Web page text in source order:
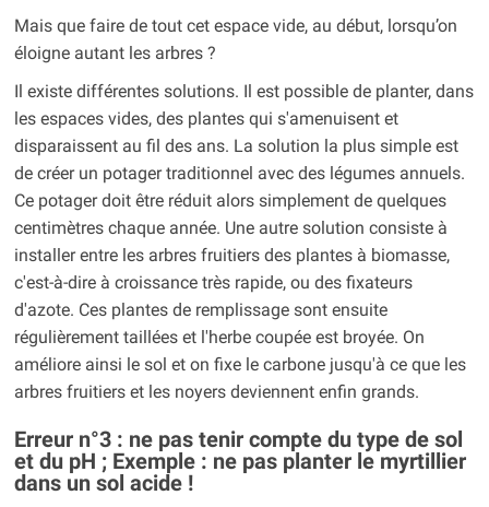
Mais que faire de tout cet espace vide, au début, lorsqu’on
éloigne autant les arbres ?
Il existe différentes solutions. Il est possible de planter, dans
les espaces vides, des plantes qui s'amenuisent et
disparaissent au fil des ans. La solution la plus simple est
de créer un potager traditionnel avec des légumes annuels.
Ce potager doit être réduit alors simplement de quelques
centimètres chaque année. Une autre solution consiste à
installer entre les arbres fruitiers des plantes à biomasse,
c'est-à-dire à croissance très rapide, ou des fixateurs
d'azote. Ces plantes de remplissage sont ensuite
régulièrement taillées et l'herbe coupée est broyée. On
améliore ainsi le sol et on fixe le carbone jusqu'à ce que les
arbres fruitiers et les noyers deviennent enfin grands.
Erreur n°3 : ne pas tenir compte du type de sol
et du pH ; Exemple : ne pas planter le myrtillier
dans un sol acide !